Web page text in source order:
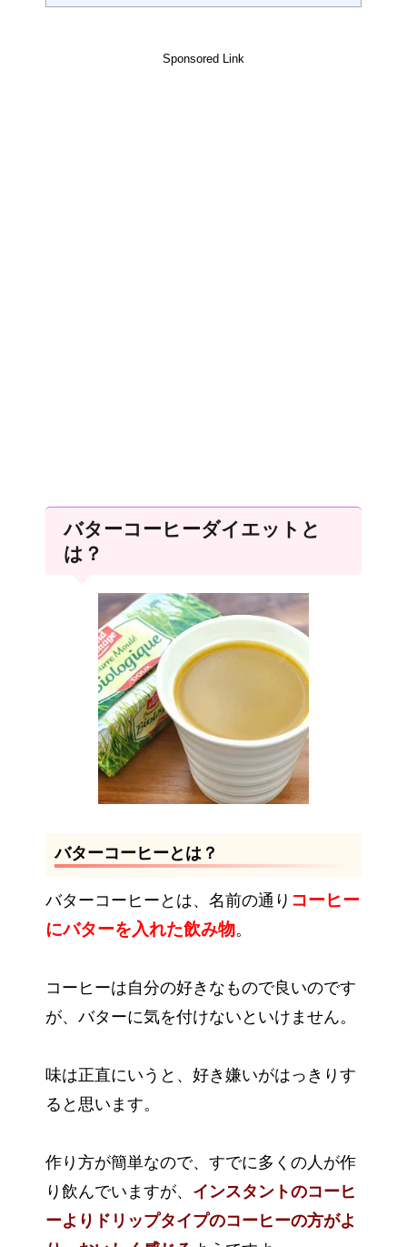
Sponsored Link
バターコーヒーダイエットと
は？
バターコーヒーとは？
バターコーヒーとは、名前の通り コーヒー
にバターを入れた飲み物。
コーヒーは自分の好きなもので良いのです
が、バターに気を付けないといけません。
味は正直にいうと、好き嫌いがはっきりす
ると思います。
作り方が簡単なので、すでに多くの人が作
り飲んでいますが、 インスタントのコーヒ
ーよりドリップタイプのコーヒーの方がよ